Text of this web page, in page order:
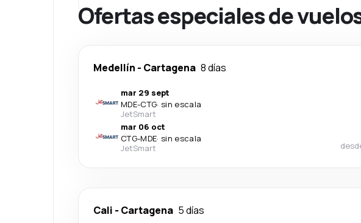
Ofertas especiales de
Medellín - Cartagena 8 días
mar 29 sept
MDE-CTG· sin escala
JetSmart
mar 06 oct
CTG-MDE· sin escala
JetSmart
Cali - Cartagena 5 días